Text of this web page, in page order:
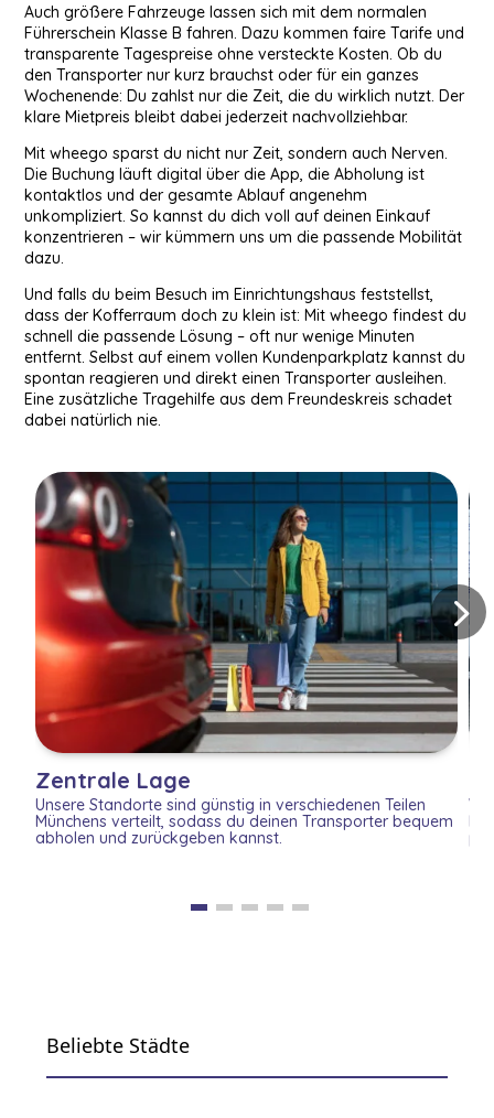
Auch größere Fahrzeuge lassen sich mit dem normalen
Führerschein Klasse B fahren. Dazu kommen faire Tarife und
transparente Tagespreise ohne versteckte Kosten. Ob du
den Transporter nur kurz brauchst oder für ein ganzes
Wochenende: Du zahlst nur die Zeit, die du wirklich nutzt. Der
klare Mietpreis bleibt dabei jederzeit nachvollziehbar.
Mit wheego sparst du nicht nur Zeit, sondern auch Nerven.
Die Buchung läuft digital über die App, die Abholung ist
kontaktlos und der gesamte Ablauf angenehm
unkompliziert. So kannst du dich voll auf deinen Einkauf
konzentrieren – wir kümmern uns um die passende Mobilität
dazu.
Und falls du beim Besuch im Einrichtungshaus feststellst,
dass der Kofferraum doch zu klein ist: Mit wheego findest du
schnell die passende Lösung – oft nur wenige Minuten
entfernt. Selbst auf einem vollen Kundenparkplatz kannst du
spontan reagieren und direkt einen Transporter ausleihen.
Eine zusätzliche Tragehilfe aus dem Freundeskreis schadet
dabei natürlich nie.
Zentrale Lage
Unsere Standorte sind günstig in verschiedenen Teilen
Münchens verteilt, sodass du deinen Transporter bequem
abholen und zurückgeben kannst.
Beliebte Städte